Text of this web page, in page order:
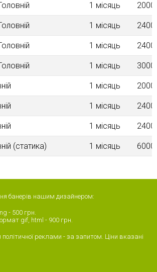
1 місяць
1 місяць
1 місяць
1 місяць
1 місяць
1 місяць
1 місяць
(статика) 1 місяць
банерів нашим дизайнером:
- 500 грн.
gif, html - 900 грн.
політичної реклами - за запитом. Ціни вказані